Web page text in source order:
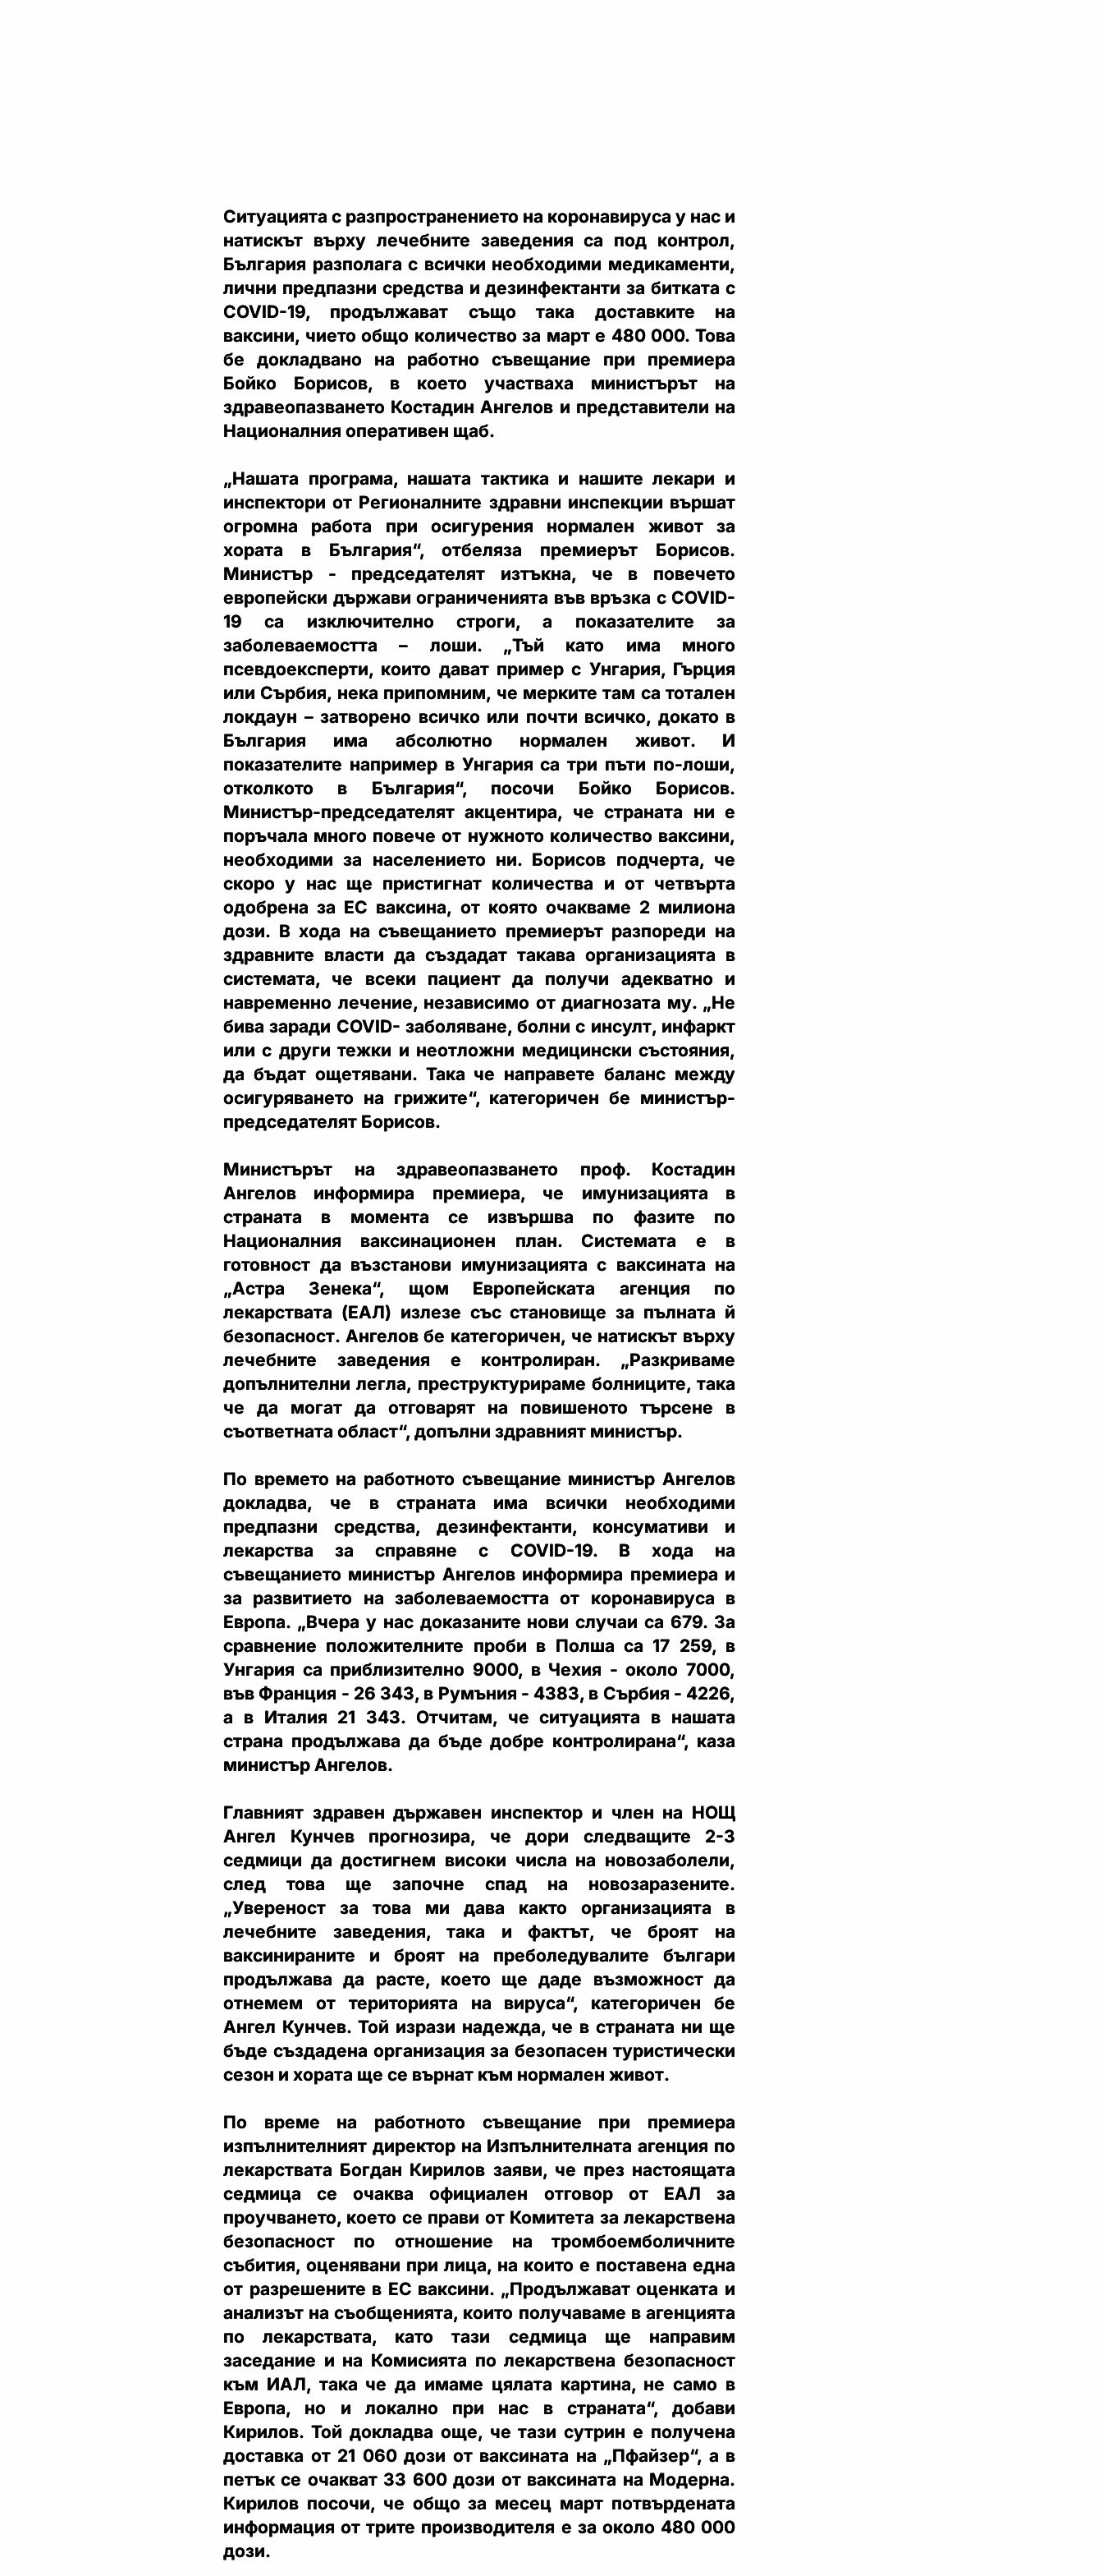
Ситуацията с разпространението на коронавируса у нас и
натискът върху лечебните заведения са под контрол,
България разполага с всички необходими медикаменти,
лични предпазни средства и дезинфектанти за битката с
COVID-19, продължават също така доставките на
ваксини, чието общо количество за март е 480 000. Това
бе докладвано на работно съвещание при премиера
Бойко Борисов, в което участваха министърът на
здравеопазването Костадин Ангелов и представители на
Националния оперативен щаб.
„Нашата програма, нашата тактика и нашите лекари и
инспектори от Регионалните здравни инспекции вършат
огромна работа при осигурения нормален живот за
хората в България“, отбеляза премиерът Борисов.
Министър - председателят изтъкна, че в повечето
европейски държави ограниченията във връзка с COVID-
19 са изключително строги, а показателите за
заболеваемостта – лоши. „Тъй като има много
псевдоексперти, които дават пример с Унгария, Гърция
или Сърбия, нека припомним, че мерките там са тотален
локдаун – затворено всичко или почти всичко, докато в
България има абсолютно нормален живот. И
показателите например в Унгария са три пъти по-лоши,
отколкото в България“, посочи Бойко Борисов.
Министър-председателят акцентира, че страната ни е
поръчала много повече от нужното количество ваксини,
необходими за населението ни. Борисов подчерта, че
скоро у нас ще пристигнат количества и от четвърта
одобрена за ЕС ваксина, от която очакваме 2 милиона
дози. В хода на съвещанието премиерът разпореди на
здравните власти да създадат такава организацията в
системата, че всеки пациент да получи адекватно и
навременно лечение, независимо от диагнозата му. „Не
бива заради COVID- заболяване, болни с инсулт, инфаркт
или с други тежки и неотложни медицински състояния,
да бъдат ощетявани. Така че направете баланс между
осигуряването на грижите“, категоричен бе министър-
председателят Борисов.
Министърът на здравеопазването проф. Костадин
Ангелов информира премиера, че имунизацията в
страната в момента се извършва по фазите по
Националния ваксинационен план. Системата е в
готовност да възстанови имунизацията с ваксината на
„Астра Зенека“, щом Европейската агенция по
лекарствата (ЕАЛ) излезе със становище за пълната й
безопасност. Ангелов бе категоричен, че натискът върху
лечебните заведения е контролиран. „Разкриваме
допълнителни легла, преструктурираме болниците, така
че да могат да отговарят на повишеното търсене в
съответната област“, допълни здравният министър.
По времето на работното съвещание министър Ангелов
докладва, че в страната има всички необходими
предпазни средства, дезинфектанти, консумативи и
лекарства за справяне с COVID-19. В хода на
съвещанието министър Ангелов информира премиера и
за развитието на заболеваемостта от коронавируса в
Европа. „Вчера у нас доказаните нови случаи са 679. За
сравнение положителните проби в Полша са 17 259, в
Унгария са приблизително 9000, в Чехия - около 7000,
във Франция - 26 343, в Румъния - 4383, в Сърбия - 4226,
а в Италия 21 343. Отчитам, че ситуацията в нашата
страна продължава да бъде добре контролирана“, каза
министър Ангелов.
Главният здравен държавен инспектор и член на НОЩ
Ангел Кунчев прогнозира, че дори следващите 2-3
седмици да достигнем високи числа на новозаболели,
след това ще започне спад на новозаразените.
„Увереност за това ми дава както организацията в
лечебните заведения, така и фактът, че броят на
ваксинираните и броят на преболедувалите българи
продължава да расте, което ще даде възможност да
отнемем от територията на вируса“, категоричен бе
Ангел Кунчев. Той изрази надежда, че в страната ни ще
бъде създадена организация за безопасен туристически
сезон и хората ще се върнат към нормален живот.
По време на работното съвещание при премиера
изпълнителният директор на Изпълнителната агенция по
лекарствата Богдан Кирилов заяви, че през настоящата
седмица се очаква официален отговор от ЕАЛ за
проучването, което се прави от Комитета за лекарствена
безопасност по отношение на тромбоемболичните
събития, оценявани при лица, на които е поставена една
от разрешените в ЕС ваксини. „Продължават оценката и
анализът на съобщенията, които получаваме в агенцията
по лекарствата, като тази седмица ще направим
заседание и на Комисията по лекарствена безопасност
към ИАЛ, така че да имаме цялата картина, не само в
Европа, но и локално при нас в страната“, добави
Кирилов. Той докладва още, че тази сутрин е получена
доставка от 21 060 дози от ваксината на „Пфайзер“, а в
петък се очакват 33 600 дози от ваксината на Модерна.
Кирилов посочи, че общо за месец март потвърдената
информация от трите производителя е за около 480 000
дози.